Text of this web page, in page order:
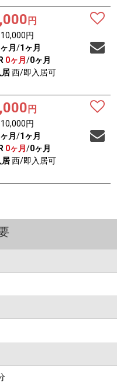
円
円
月 /1ヶ月
0ヶ月 /0ヶ月
居西/即入居可
円
円
月 /1ヶ月
0ヶ月 /0ヶ月
居西/即入居可